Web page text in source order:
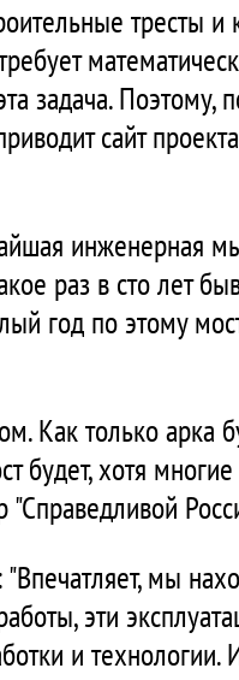
тресты и
задача. Поэтому,
сайт
инженерная
раз в сто лет
год по этому
Как только арка
будет, хотя
"Справедливой
мы
эти
и технологии.